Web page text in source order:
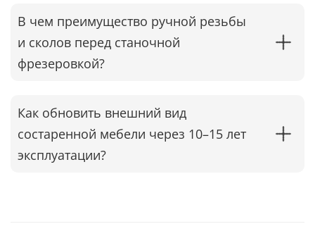
В чем преимущество ручной резьбы
и сколов перед станочной
фрезеровкой?
Как обновить внешний вид
состаренной мебели через 10–15 лет
эксплуатации?